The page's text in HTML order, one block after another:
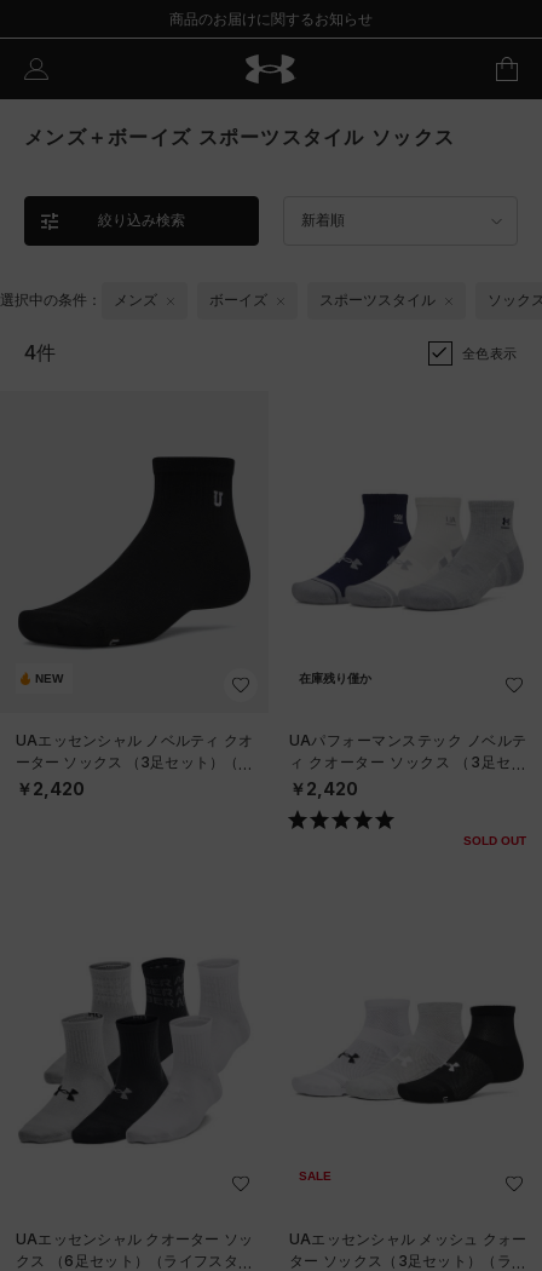
商品のお届けに関するお知らせ
メンズ＋ボーイズ スポーツスタイル ソックス
絞り込み検索 新着順
選択中の条件： メンズ ボーイズ スポーツスタイル ソック
4件 全色表示
NEW
UAエッセンシャル ノベルティ クオ
ーター ソックス （3足セット）（ラ
イフスタイル/UNISEX）
￥2,420
在庫残り僅か
UAパフォーマンステック ノベルテ
ィ クオーター ソックス （3足セッ
ト）（ライフスタイル/UNISEX）
￥2,420
SOLD OUT
UAエッセンシャル クオーター ソッ
クス （6足セット）（ライフスタイ
SALE
UAエッセンシャル メッシュ クォー
ター ソックス（3足セット）（ライ